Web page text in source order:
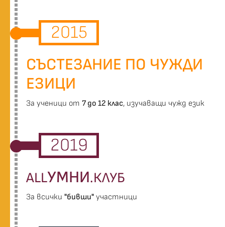
2015
СЪСТЕЗАНИЕ ПО ЧУЖДИ
ЕЗИЦИ
За ученици от 7 до 12 клас, изучаващи чужд език
2019
ALLУМНИ.КЛУБ
За всички "бивши" участници